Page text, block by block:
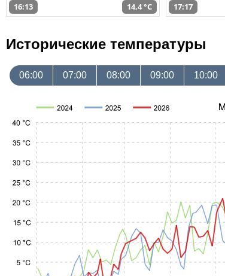
16:13 14,4 °C 17:17
Исторические температуры
06:00 07:00 08:00 09:00 10:00